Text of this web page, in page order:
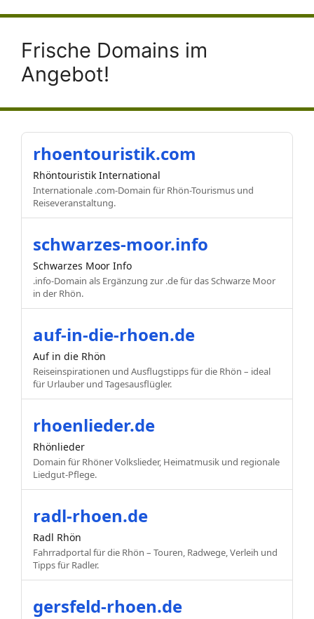
Frische Domains im
Angebot!
rhoentouristik.com
Rhöntouristik International
Internationale .com-Domain für Rhön-Tourismus und
Reiseveranstaltung.
schwarzes-moor.info
Schwarzes Moor Info
.info-Domain als Ergänzung zur .de für das Schwarze Moor
in der Rhön.
auf-in-die-rhoen.de
Auf in die Rhön
Reiseinspirationen und Ausflugstipps für die Rhön – ideal
für Urlauber und Tagesausflügler.
rhoenlieder.de
Rhönlieder
Domain für Rhöner Volkslieder, Heimatmusik und regionale
Liedgut-Pflege.
radl-rhoen.de
Radl Rhön
Fahrradportal für die Rhön – Touren, Radwege, Verleih und
Tipps für Radler.
gersfeld-rhoen.de